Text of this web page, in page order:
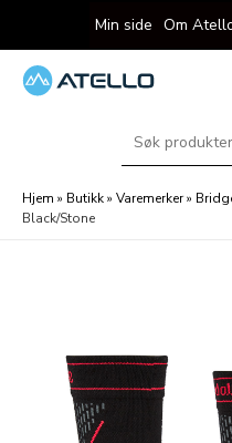
til
innholdet
Min side Om
Søk
Hjem » Butikk» Varemerker»
Black/Stone